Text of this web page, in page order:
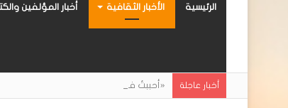
الرئيسية الأخبار الثقافية أخبار المؤلفين
أخبار عاجلة «أحببتُ فراشة».. رواية حديثة صادرة عن